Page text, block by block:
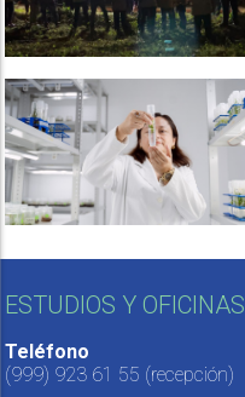
ESTUDIOS Y OFICINAS
Teléfono
(999) 923 61 55 (recepción)